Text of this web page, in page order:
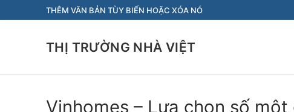
đến
THÊM VĂN BẢN TÙY BIẾN HOẶC XÓA NÓ
THỊ TRƯỜNG NHÀ VIỆT
Vinhomes – Lựa chọn số